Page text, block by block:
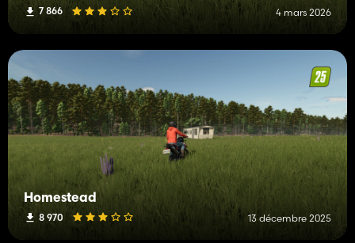
7 866 4 mars 2026
Homestead
8 970 13 décembre 2025